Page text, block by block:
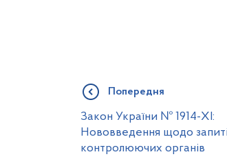
Попередня
Закон України № 1914-XI:
Нововведення щодо
контролюючих органів